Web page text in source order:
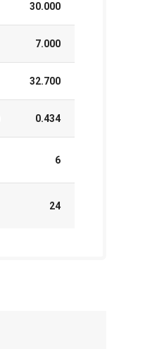
30.000
7.000
32.700
0.434
6
24